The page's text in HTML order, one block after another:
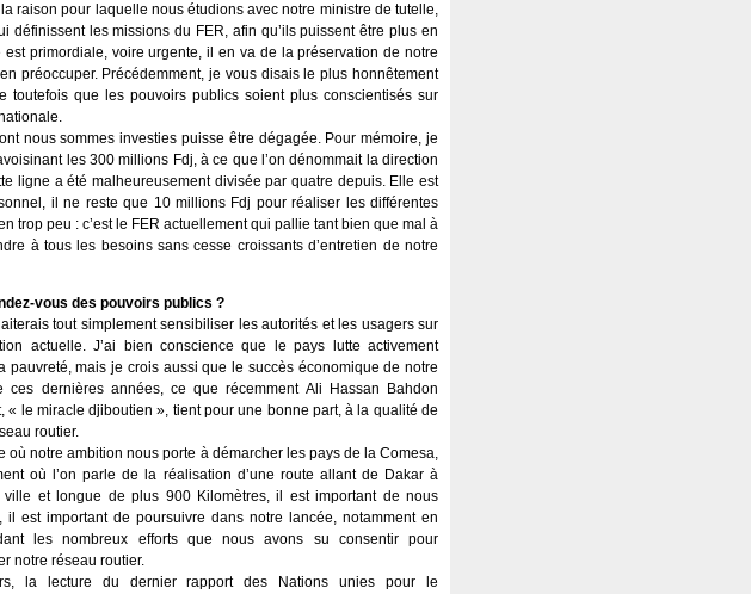
raison pour laquelle nous étudions avec notre ministre de tutelle,
les missions du FER, afin qu’ils puissent être plus en
primordiale, voire urgente, il en va de la préservation de notre
préoccuper. Précédemment, je vous disais le plus honnêtement
que les pouvoirs publics soient plus conscientisés sur
nous sommes investies puisse être dégagée. Pour mémoire, je
les 300 millions Fdj, à ce que l’on dénommait la direction
ligne a été malheureusement divisée par quatre depuis. Elle est
il ne reste que 10 millions Fdj pour réaliser les différentes
trop peu : c’est le FER actuellement qui pallie tant bien que mal à
à tous les besoins sans cesse croissants d’entretien de notre
vous des pouvoirs publics ?
tout simplement sensibiliser les autorités et les usagers sur
actuelle. J’ai bien conscience que le pays lutte activement
pauvreté, mais je crois aussi que le succès économique de notre
ces dernières années, ce que récemment Ali Hassan Bahdon
« le miracle djiboutien », tient pour une bonne part, à la qualité de
routier.
où notre ambition nous porte à démarcher les pays de la Comesa,
où l’on parle de la réalisation d’une route allant de Dakar à
ville et longue de plus 900 Kilomètres, il est important de nous
il est important de poursuivre dans notre lancée, notamment en
les nombreux efforts que nous avons su consentir pour
notre réseau routier.
la lecture du dernier rapport des Nations unies pour le